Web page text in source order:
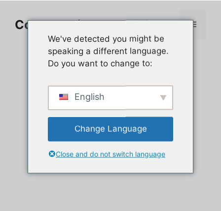
contenuComment jouer sur PC Menu
We've detected you might be
speaking a different language.
Do you want to change to:
English
Change Language
Close and do not switch language